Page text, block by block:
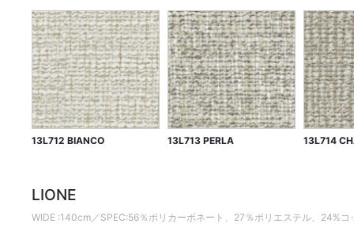
13L712 BIANCO 13L713 PERLA 13L714
LIONE
WIDE :140cm／SPEC:56％ポリカーボネート、27％ポリエステル、24%